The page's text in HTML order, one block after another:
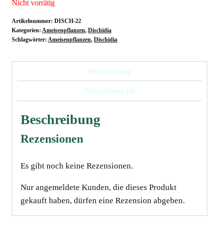
Nicht vorrätig
Artikelnummer: DISCH-22
Kategorien: Ameisenpflanzen, Dischidia
Schlagwörter: Ameisenpflanzen, Dischidia
Beschreibung
Rezensionen (0)
Beschreibung
Rezensionen
Es gibt noch keine Rezensionen.
Nur angemeldete Kunden, die dieses Produkt
gekauft haben, dürfen eine Rezension abgeben.